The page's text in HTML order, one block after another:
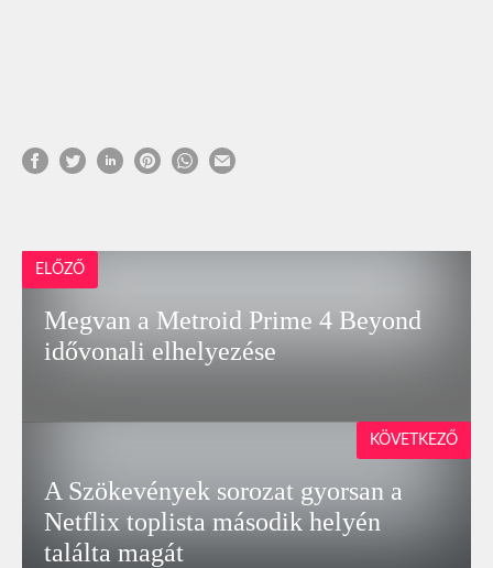
ELŐZŐ
Megvan a Metroid Prime 4 Beyond
idővonali elhelyezése
A Szökevények sorozat gyorsan a
Netflix toplista második helyén
találta magát
KÖVETKEZŐ